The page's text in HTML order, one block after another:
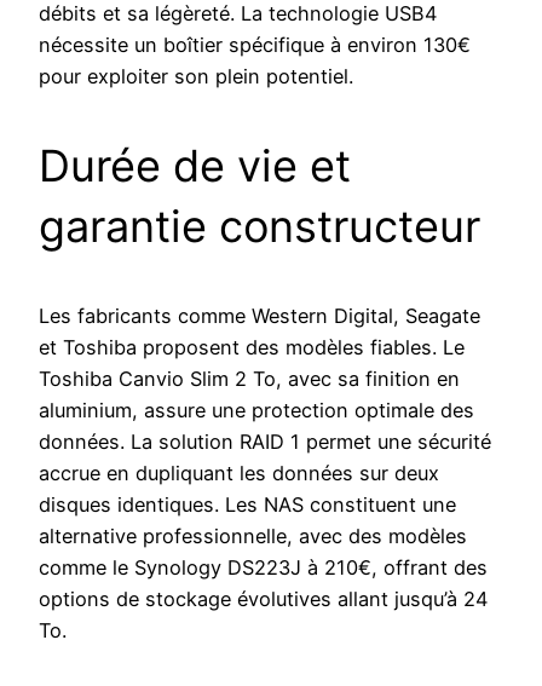
débits et sa légèreté. La technologie USB4
nécessite un boîtier spécifique à environ 130€
pour exploiter son plein potentiel.
Durée de vie et
garantie constructeur
Les fabricants comme Western Digital, Seagate
et Toshiba proposent des modèles fiables. Le
Toshiba Canvio Slim 2 To, avec sa finition en
aluminium, assure une protection optimale des
données. La solution RAID 1 permet une sécurité
accrue en dupliquant les données sur deux
disques identiques. Les NAS constituent une
alternative professionnelle, avec des modèles
comme le Synology DS223J à 210€, offrant des
options de stockage évolutives allant jusqu’à 24
To.